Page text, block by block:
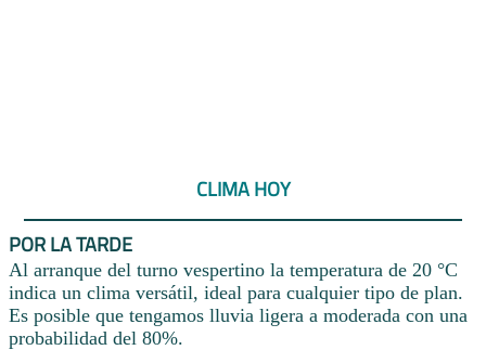
CLIMA HOY
POR LA TARDE
Al arranque del turno vespertino la temperatura de 20 °C
indica un clima versátil, ideal para cualquier tipo de plan.
Es posible que tengamos lluvia ligera a moderada con una
probabilidad del 80%.